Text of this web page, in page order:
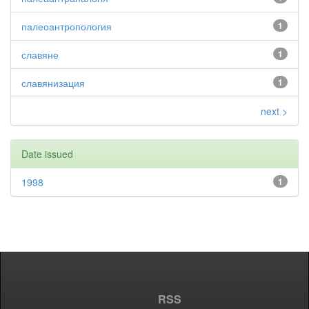
1
палеоантропология
1
славяне
1
славянизация
next >
Date issued
1
1998
RSS